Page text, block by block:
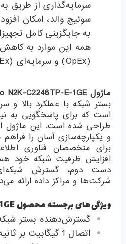
سرمایه‌گذاری از طریق
سوئیچ والد، امکان
به جایگزینی کامل
همه این موارد به
(OpEx) و سرمایه‌ای (CapEx) کمک می‌کنند.
ماژولCisco N2K-C2248TP-E-1GE
است که برای پاسخگویی به
طراحی شده است. این ماژول
و یکپارچه‌سازی آسان را فراهم
برای متخصصان فناوری
دست دوم، گسترش شبکه‌ای
شرکت‌ها و مراکز داده ارائه
ویژگی‌های برجسته محصول N2K-C2248TP-E-1GE:
گسترش‌دهنده بستر شبکه
اتصال 1 گیگابیت بر ثانیه